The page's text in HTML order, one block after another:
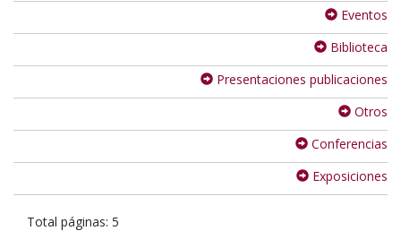
Eventos
Biblioteca
Presentaciones publicaciones
Otros
Conferencias
Exposiciones
Total páginas: 5